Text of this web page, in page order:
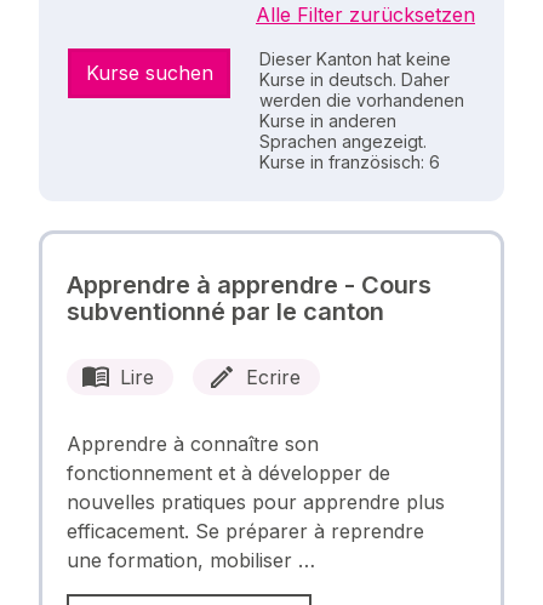
Alle Filter zurücksetzen
Kurse suchen
Dieser Kanton hat keine
Kurse in deutsch. Daher
werden die vorhandenen
Kurse in anderen
Sprachen angezeigt.
Kurse in französisch: 6
Apprendre à apprendre - Cours
subventionné par le canton
Lire Ecrire
Apprendre à connaître son
fonctionnement et à développer de
nouvelles pratiques pour apprendre plus
efficacement. Se préparer à reprendre
une formation, mobiliser …